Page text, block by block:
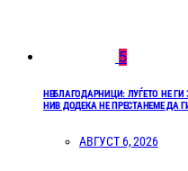
5
НЕБЛАГОДАРНИЦИ: ЛУЃЕТО НЕ
НИВ ДОДЕКА НЕ ПРЕСТАНЕМЕ ДА
АВГУСТ 6, 2026